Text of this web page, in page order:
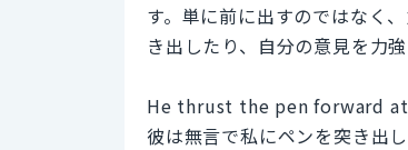
す。単に前に出すのではなく
き出したり、自分の意見を力
He thrust the pen forward
彼は無言で私にペンを突き出し